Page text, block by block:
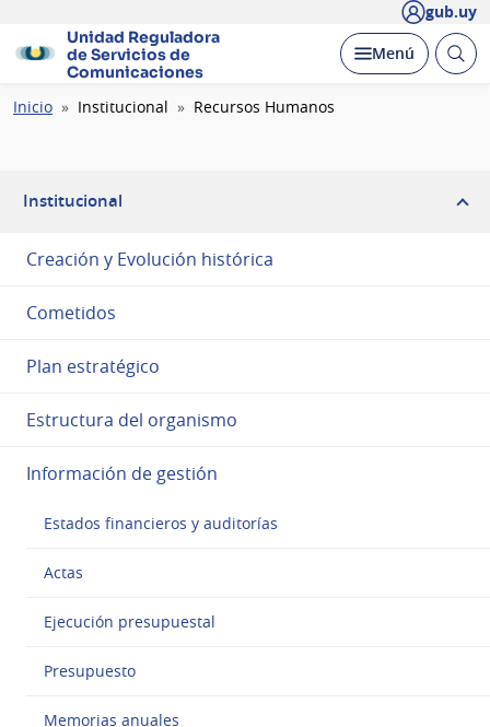
gub.uy
Unidad Reguladora
de Servicios de
Comunicaciones
Desplegar
Menú Abrir
Ruta
Inicio Institucional Recursos Humanos
Institucional
Creación y Evolución histórica
Cometidos
Plan estratégico
Estructura del organismo
Información de gestión
Estados financieros y auditorías
Actas
Ejecución presupuestal
Presupuesto
Memorias anuales